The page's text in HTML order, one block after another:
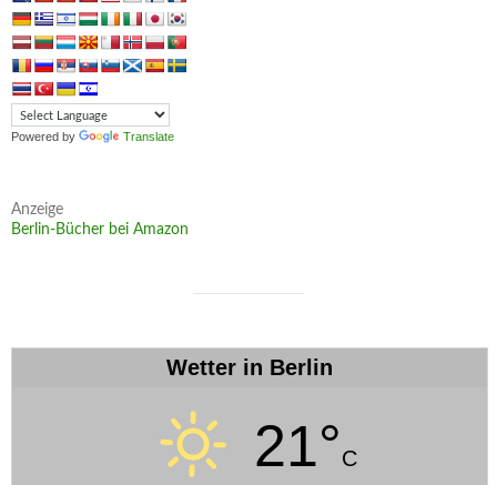
Powered by Translate
Anzeige
Berlin-Bücher bei Amazon
Wetter in Berlin
21°C